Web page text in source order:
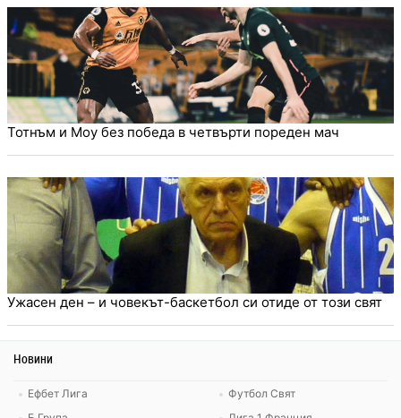
Тотнъм и Моу без победа в четвърти пореден мач
Ужасен ден – и човекът-баскетбол си отиде от този свят
Новини
Ефбет Лига
Футбол Свят